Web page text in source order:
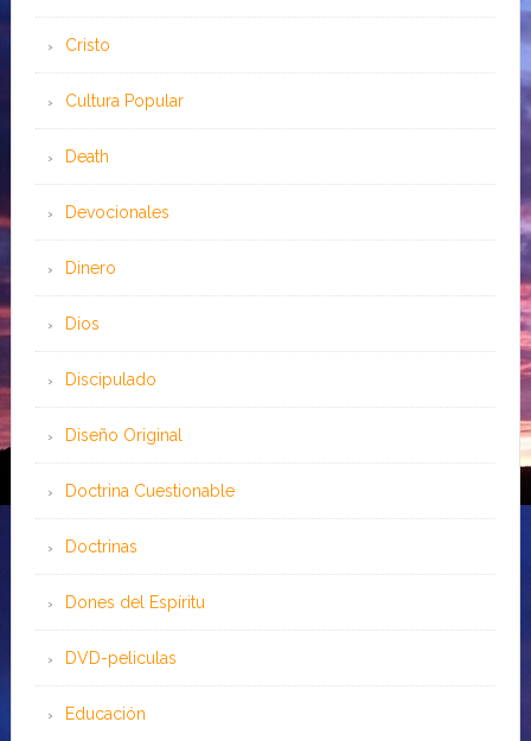
Cristo
Cultura Popular
Death
Devocionales
Dinero
Dios
Discipulado
Diseño Original
Doctrina Cuestionable
Doctrinas
Dones del Espíritu
DVD-peliculas
Educación